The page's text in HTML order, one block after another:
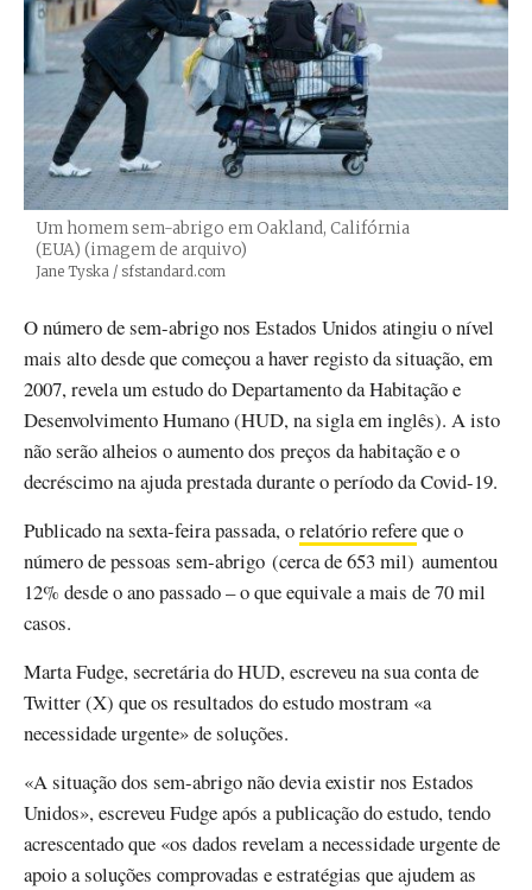
Um homem sem-abrigo em Oakland, Califórnia
(EUA) (imagem de arquivo)
Créditos
Jane Tyska / sfstandard.com
O número de sem-abrigo nos Estados Unidos atingiu o nível
mais alto desde que começou a haver registo da situação, em
2007, revela um estudo do Departamento da Habitação e
Desenvolvimento Humano (HUD, na sigla em inglês). A isto
não serão alheios o aumento dos preços da habitação e o
decréscimo na ajuda prestada durante o período da Covid-19.
Publicado na sexta-feira passada, orelatório refereque o
número de pessoas sem-abrigo (cerca de 653 mil) aumentou
12% desde o ano passado – o que equivale a mais de 70 mil
casos.
Marta Fudge, secretária do HUD, escreveu na sua conta de
Twitter (X) que os resultados do estudo mostram «a
necessidade urgente» de soluções.
«A situação dos sem-abrigo não devia existir nos Estados
Unidos», escreveu Fudge após a publicação do estudo, tendo
acrescentado que «os dados revelam a necessidade urgente de
apoio a soluções comprovadas e estratégias que ajudem as